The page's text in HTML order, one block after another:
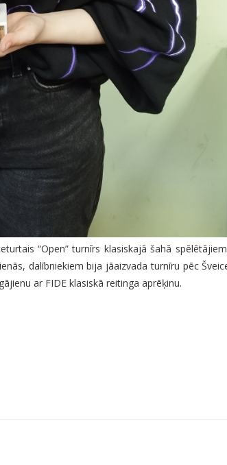
“Open” turnīrs klasiskajā šahā
dalībniekiem bija jāaizvada turnīru pēc
ar FIDE klasiskā reitinga aprēķinu.